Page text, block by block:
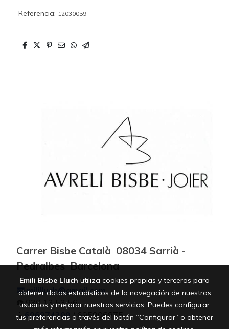
Referencia: 12030059
Carrer Bisbe Català 08034 Sarrià -
Pedralbes Barcelona
📧 mililluch@gmail.com
☎️ 930 13 53 56
📱606974309 / 695906875
Emili Bisbe Lluch utiliza cookies propias y terceros para
obtener datos estadísticos de la navegación de nuestros
usuarios y mejorar nuestros servicios. Puedes configurar
tus preferencias a través del botón “Configurar” o obtener